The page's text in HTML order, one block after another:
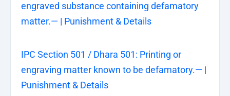
engraved substance containing defamatory
matter.— | Punishment & Details
IPC Section 501 / Dhara 501: Printing or
engraving matter known to be defamatory.— |
Punishment & Details